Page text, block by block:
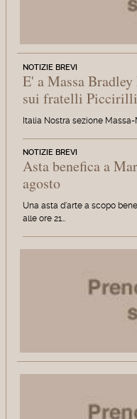
NOTIZIE BREVI
E' a Massa
sui fratelli Piccirilli
Italia Nostra sezione Massa-
NOTIZIE BREVI
Asta benefica a
agosto
Una asta d'arte a scopo
alle ore 21…